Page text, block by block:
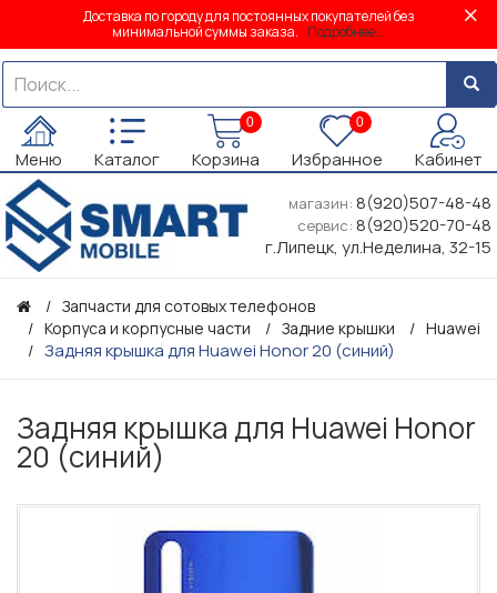
Доставка по городу для постоянных покупателей без
минимальной суммы заказа. Подробнее...
Меню Каталог
0
Корзина
0
Избранное Кабинет
магазин: 8(920)507-48-48
сервис: 8(920)520-70-48
г.Липецк, ул.Неделина, 32-15
Запчасти для сотовых телефонов
Корпуса и корпусные части
Задние крышки Huawei
Задняя крышка для Huawei Honor 20 (синий)
Задняя крышка для Huawei Honor
20 (синий)